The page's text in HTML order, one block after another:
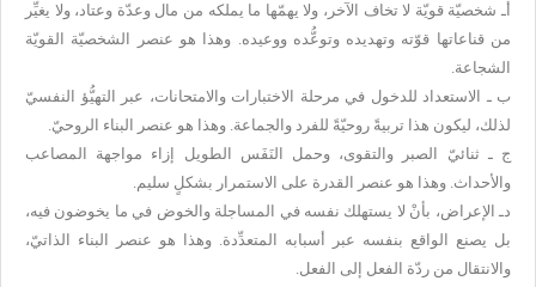
أـ شخصيّة قويّة لا تخاف الآخر، ولا يهمّها ما يملكه من مال وعدّة وعتاد، ولا يغيِّر
من قناعاتها قوّته وتهديده وتوعُّده ووعيده. وهذا هو عنصر الشخصيّة القويّة
الشجاعة.
ب ـ الاستعداد للدخول في مرحلة الاختبارات والامتحانات، عبر التهيُّؤ النفسيّ
لذلك، ليكون هذا تربيةً روحيّةً للفرد والجماعة. وهذا هو عنصر البناء الروحيّ.
ج ـ ثنائيّ الصبر والتقوى، وحمل النَفَس الطويل إزاء مواجهة المصاعب
والأحداث. وهذا هو عنصر القدرة على الاستمرار بشكلٍ سليم.
دـ الإعراض، بأنْ لا يستهلك نفسه في المساجلة والخوض في ما يخوضون فيه،
بل يصنع الواقع بنفسه عبر أسبابه المتعدِّدة. وهذا هو عنصر البناء الذاتيّ،
والانتقال من ردّة الفعل إلى الفعل.